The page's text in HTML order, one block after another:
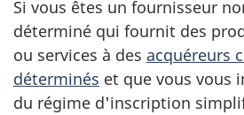
Si vous êtes un fournisseur
déterminé qui fournit des
ou services à des acquéreurs
déterminés et que vous vous
du régime d'inscription